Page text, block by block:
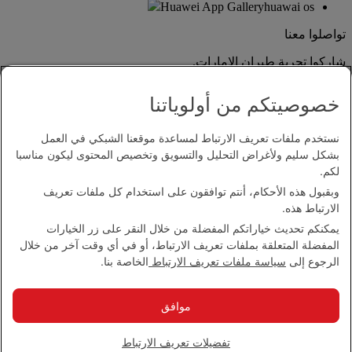
Huawei App Galleryhuawai os
تواصلوا معنا
شاركوا تجربة طيران الإمارات.
بيان إمكانية الدخول
اتصل بنا
سياسة الخصوصية
الشروط والأحكام
سياسة ملفات تعريف الارتباط
بيان الشفافية بموجب قانون مكافحة العبودية الحديثة
خصوصيتكم من أولوياتنا
نستخدم ملفات تعريف الارتباط لمساعدة موقعنا الشبكي في العمل
بشكل سليم ولأغراض التحليل والتسويق وتخصيص المحتوى ليكون مناسبا
لكم.
وبقبول هذه الأحكام، أنتم توافقون على استخدام كل ملفات تعريف
الارتباط هذه.
يمكنكم تحديث خياراتكم المفضلة من خلال النقر على زر الخيارات
المفضلة المتعلقة بملفات تعريف الارتباط، أو في أي وقت آخر من خلال
الرجوع إلى سياسة ملفات تعريف الارتباط الخاصة بنا.
تفضيلات تعريف الارتباط
موافق